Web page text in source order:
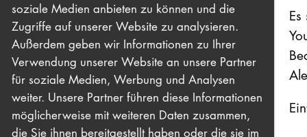
soziale Medien anbieten zu können und die
Zugriffe auf unserer Website zu analysieren.
Außerdem geben wir Informationen zu Ihrer
Verwendung unserer Website an unsere Partner
für soziale Medien, Werbung und Analysen
weiter. Unsere Partner führen diese Informationen
möglicherweise mit weiteren Daten zusammen,
die Sie ihnen bereitgestellt haben oder die sie im